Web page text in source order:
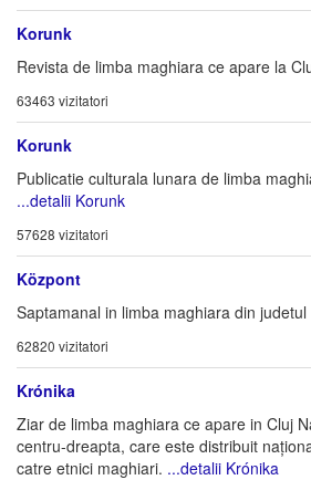
Korunk
Revista de limba maghiara ce apare la
63463 vizitatori
Korunk
Publicatie culturala lunara de limba
...detalii Korunk
57628 vizitatori
Központ
Saptamanal in limba maghiara din
62820 vizitatori
Krónika
Ziar de limba maghiara ce apare in Cluj
centru-dreapta, care este distribuit
catre etnici maghiari. ...detalii Krónika